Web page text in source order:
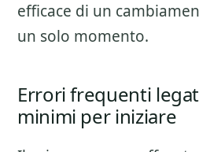
efficace di un
un solo momento.
Errori frequenti
minimi per iniziare